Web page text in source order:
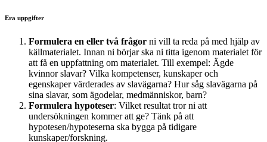
Era uppgifter
Formulera en eller två frågor ni vill ta reda på med hjälp av
källmaterialet. Innan ni börjar ska ni titta igenom materialet för
att få en uppfattning om materialet. Till exempel: Ägde
kvinnor slavar? Vilka kompetenser, kunskaper och
egenskaper värderades av slavägarna? Hur såg slavägarna på
sina slavar, som ägodelar, medmänniskor, barn?
Formulera hypoteser: Vilket resultat tror ni att
undersökningen kommer att ge? Tänk på att
hypotesen/hypoteserna ska bygga på tidigare
kunskaper/forskning.